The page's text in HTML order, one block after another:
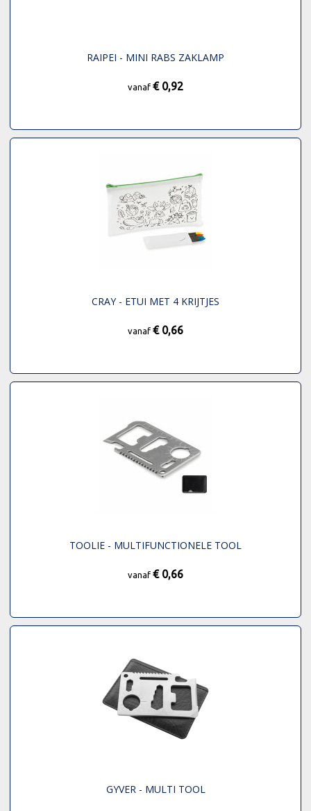
RAIPEI - MINI RABS ZAKLAMP
vanaf € 0,92
CRAY - ETUI MET 4 KRIJTJES
vanaf € 0,66
TOOLIE - MULTIFUNCTIONELE TOOL
vanaf € 0,66
GYVER - MULTI TOOL